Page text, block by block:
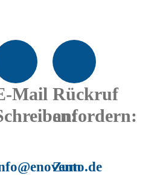
Mail Rückruf
anfordern:
Zum